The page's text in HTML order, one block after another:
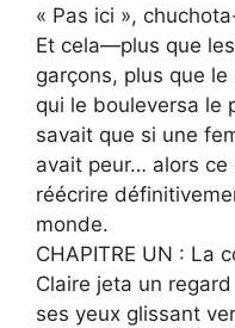
« Pas ici »,
Et cela—plus que
garçons, plus que
qui le bouleversa le
savait que si une
avait peur… alors
réécrire
monde.
CHAPITRE UN : La
Claire jeta un
ses yeux glissant